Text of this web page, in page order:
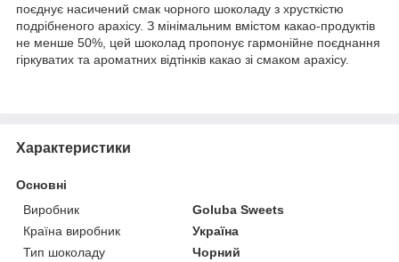
поєднує насичений смак чорного шоколаду з хрусткістю
подрібненого арахісу. З мінімальним вмістом какао-продуктів
не менше 50%, цей шоколад пропонує гармонійне поєднання
гіркуватих та ароматних відтінків какао зі смаком арахісу.
Характеристики
Основні
Виробник
Goluba Sweets
Країна виробник
Україна
Тип шоколаду
Чорний